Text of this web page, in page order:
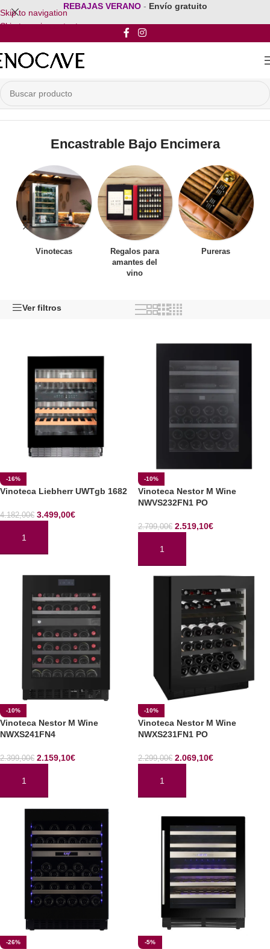
Skip to navigation
Skip to main content
REBAJAS VERANO - Envío gratuito
Inicio/Vinoteca Encastrable/Encastrable Bajo Encimera
Encastrable Bajo Encimera
Vinotecas
Regalos para
amantes del
vino
Pureras
Ver filtros
-16%
Vinoteca Liebherr UWTgb 1682
4.182,00€ 3.499,00€
AÑADIR AL CARRITO
-10%
Vinoteca Nestor M Wine
NWVS232FN1 PO
2.799,00€ 2.519,10€
AÑADIR AL CARRITO
-10%
Vinoteca Nestor M Wine
NWXS241FN4
2.399,00€ 2.159,10€
AÑADIR AL CARRITO
-10%
Vinoteca Nestor M Wine
NWXS231FN1 PO
2.299,00€ 2.069,10€
AÑADIR AL CARRITO
-26% -5%